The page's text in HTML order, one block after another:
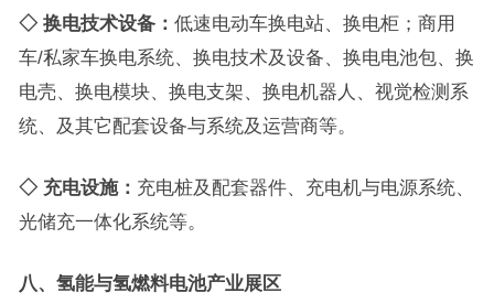
◇ 换电技术设备： 低速电动车换电站、换电柜；商用
车/私家车换电系统、换电技术及设备、换电电池包、换
电壳、换电模块、换电支架、换电机器人、视觉检测系
统、及其它配套设备与系统及运营商等。
◇ 充电设施： 充电桩及配套器件、充电机与电源系统、
光储充一体化系统等。
八、 氢能与氢燃料电池产业展区